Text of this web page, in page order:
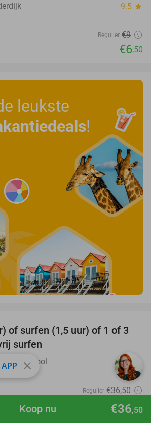
€36,50
Koop nu
9.5 star
Regulier €9
€6,50
leukste
!
41%
of surfen (1,5 uur) of 1 of 3
surfen
Surfschool 9.5
Regulier €36,50
€21 ,50
close